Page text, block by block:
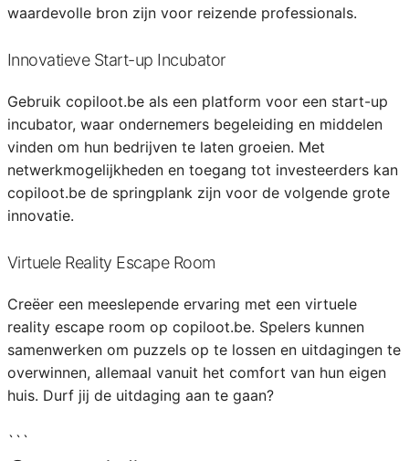
waardevolle bron zijn voor reizende professionals.
Innovatieve Start-up Incubator
Gebruik copiloot.be als een platform voor een start-up
incubator, waar ondernemers begeleiding en middelen
vinden om hun bedrijven te laten groeien. Met
netwerkmogelijkheden en toegang tot investeerders kan
copiloot.be de springplank zijn voor de volgende grote
innovatie.
Virtuele Reality Escape Room
Creëer een meeslepende ervaring met een virtuele
reality escape room op copiloot.be. Spelers kunnen
samenwerken om puzzels op te lossen en uitdagingen te
overwinnen, allemaal vanuit het comfort van hun eigen
huis. Durf jij de uitdaging aan te gaan?
```